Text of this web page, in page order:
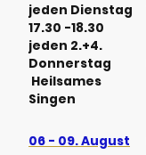
jeden Dienstag
17.30 -18.30
jeden 2.+4.
Donnerstag
Heilsames
Singen
06 - 09. August